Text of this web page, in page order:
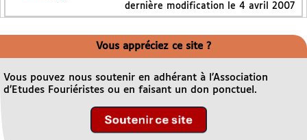
dernière modification le 4 avril 2007
Vous appréciez ce site ?
Vous pouvez nous soutenir en adhérant à l’Association
d’Etudes Fouriéristes ou en faisant un don ponctuel.